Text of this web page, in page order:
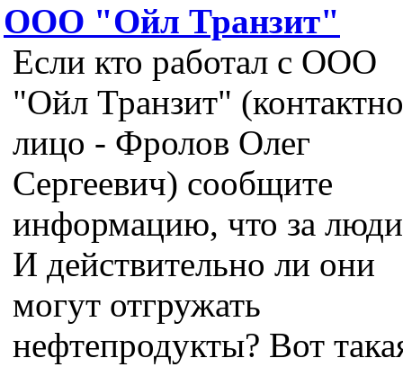
ООО "Ойл Транзит"
Если кто работал с ООО
"Ойл Транзит"
лицо - Фролов Олег
Сергеевич) сообщите
информацию, что за
И действительно ли они
могут отгружать
нефтепродукты? Вот